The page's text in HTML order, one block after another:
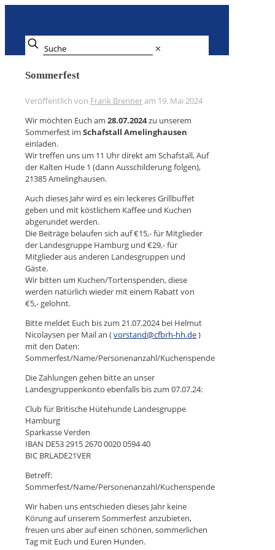
✕
Sommerfest
Veröffentlich von Frank Brenneram 19. Mai 2024
Wir möchten Euch am 28.07.2024zu unserem
Sommerfest im Schafstall Amelinghausen
einladen.
Wir treffen uns um 11 Uhr direkt am Schafstall, Auf
der Kalten Hude 1 (dann Ausschilderung folgen),
21385 Amelinghausen.
Auch dieses Jahr wird es ein leckeres Grillbuffet
geben und mit köstlichem Kaffee und Kuchen
abgerundet werden.
Die Beiträge belaufen sich auf €15,- für Mitglieder
der Landesgruppe Hamburg und €29,- für
Mitglieder aus anderen Landesgruppen und
Gäste.
Wir bitten um Kuchen/Tortenspenden, diese
werden natürlich wieder mit einem Rabatt von
€5,- gelohnt.
Bitte meldet Euch bis zum 21.07.2024 bei Helmut
Nicolaysen per Mail an (vorstand@cfbrh-hh.de)
mit den Daten:
Sommerfest/Name/Personenanzahl/Kuchenspende
Die Zahlungen gehen bitte an unser
Landesgruppenkonto ebenfalls bis zum 07.07.24:
Club für Britische Hütehunde Landesgruppe
Hamburg
Sparkasse Verden
IBAN DE53 2915 2670 0020 0594 40
BIC BRLADE21VER
Betreff:
Sommerfest/Name/Personenanzahl/Kuchenspende
Wir haben uns entschieden dieses Jahr keine
Körung auf unserem Sommerfest anzubieten,
freuen uns aber auf einen schönen, sommerlichen
Tag mit Euch und Euren Hunden.